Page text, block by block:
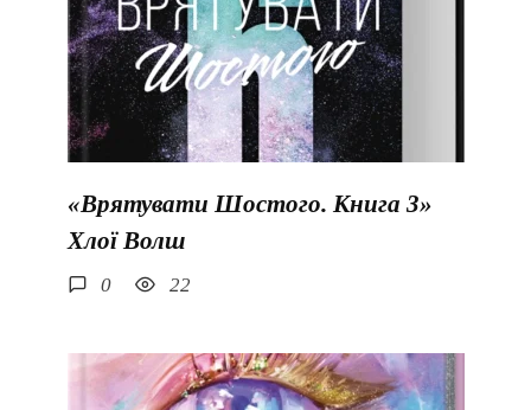
«Врятувати Шостого. Книга 3»
Хлої Волш
0 22